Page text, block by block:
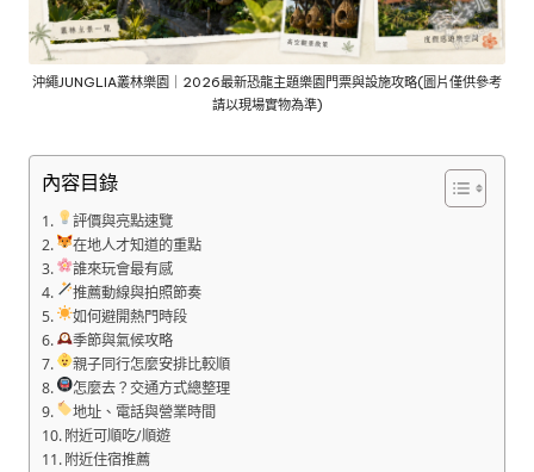
沖繩JUNGLIA叢林樂園｜2026最新恐龍主題樂園門票與設施攻略(圖片僅供參考
請以現場實物為準)
內容目錄
評價與亮點速覽
在地人才知道的重點
誰來玩會最有感
推薦動線與拍照節奏
如何避開熱門時段
季節與氣候攻略
親子同行怎麼安排比較順
怎麼去？交通方式總整理
地址、電話與營業時間
附近可順吃/順遊
附近住宿推薦